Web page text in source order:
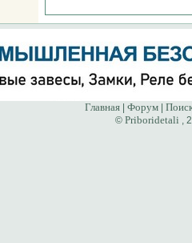
Главная| Форум|
© Priboridetali ,